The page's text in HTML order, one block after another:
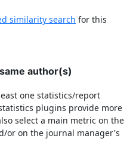
similarity search for this
author(s)
one statistics/report
plugins provide more
select a main metric on the
or on the journal manager's